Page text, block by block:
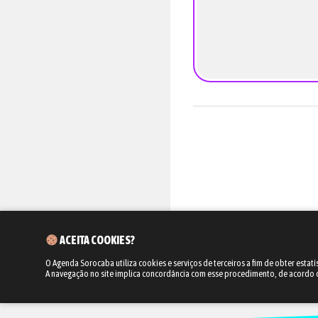
ACEITA COOKIES?
O Agenda Sorocaba utiliza cookies e serviços de terceiros a fim de obter
A navegação no site implica concordância com esse procedimento, de acordo